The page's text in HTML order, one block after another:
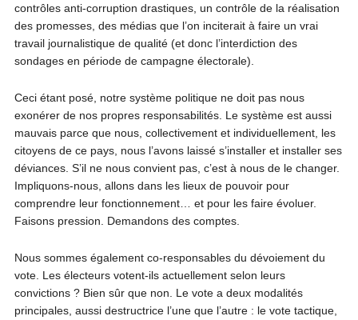
contrôles anti-corruption drastiques, un contrôle de la réalisation
des promesses, des médias que l’on inciterait à faire un vrai
travail journalistique de qualité (et donc l’interdiction des
sondages en période de campagne électorale).
Ceci étant posé, notre système politique ne doit pas nous
exonérer de nos propres responsabilités. Le système est aussi
mauvais parce que nous, collectivement et individuellement, les
citoyens de ce pays, nous l’avons laissé s’installer et installer ses
déviances. S’il ne nous convient pas, c’est à nous de le changer.
Impliquons-nous, allons dans les lieux de pouvoir pour
comprendre leur fonctionnement… et pour les faire évoluer.
Faisons pression. Demandons des comptes.
Nous sommes également co-responsables du dévoiement du
vote. Les électeurs votent-ils actuellement selon leurs
convictions ? Bien sûr que non. Le vote a deux modalités
principales, aussi destructrice l’une que l’autre : le vote tactique,